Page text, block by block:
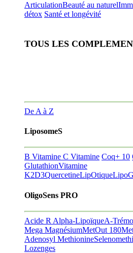
ArticulationBeauté au naturel
détox Santé et longévité
TOUS LES
De A à Z
LiposomeS
B Vitamine C Vitamine Coq+ 10
GlutathionVitamine
K2D3QuercetineLipOtique
OligoSens PRO
Acide R Alpha-LipoïqueA-
Mega MagnésiumMetOut 180
Adenosyl Methionine
Lozenges